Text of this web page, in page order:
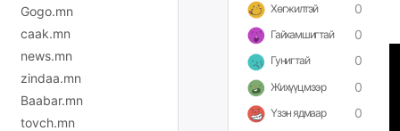
Gogo.mn
caak.mn
news.mn
zindaa.mn
Baabar.mn
tovch.mn
Хөгжилтэй 0
Гайхамшигтай 0
Гунигтай 0
Жихүүцмээр 0
Үзэн ядмаар 0